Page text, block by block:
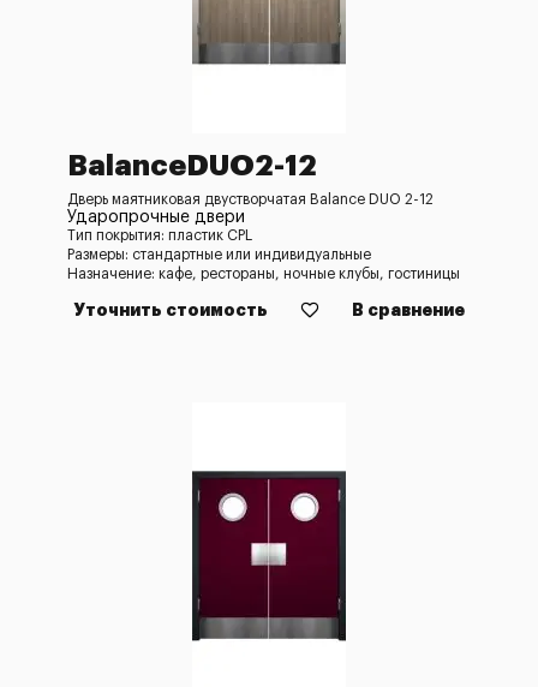
BalanceDUO2-12
Дверь маятниковая двустворчатая Balance DUO 2-12
Ударопрочные двери
Тип покрытия: пластик CPL
Размеры: стандартные или индивидуальные
Назначение: кафе, рестораны, ночные клубы, гостиницы
Уточнить стоимость В сравнение